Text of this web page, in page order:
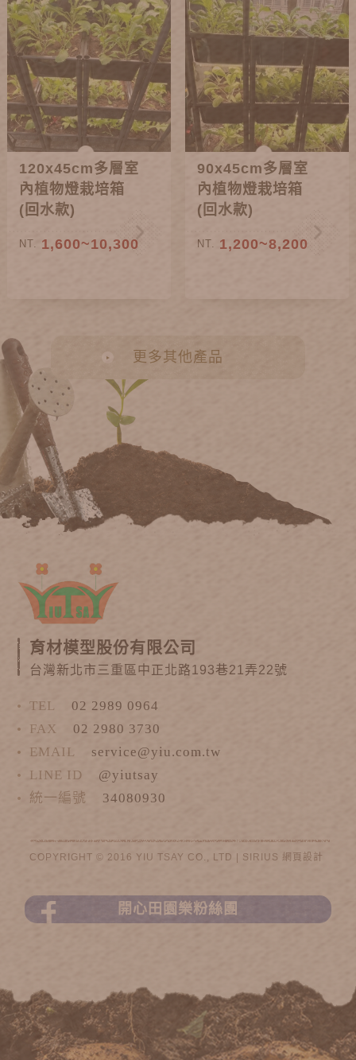
120x45cm多層室
內植物燈栽培箱
(回水款)
NT. 1,600~10,300
90x45cm多層室
內植物燈栽培箱
(回水款)
NT. 1,200~8,200
更多其他產品
育材模型股份有限公司
台灣新北市三重區中正北路193巷21弄22號
TEL
02 2989 0964
FAX
02 2980 3730
EMAIL
service@yiu.com.tw
LINE ID
@yiutsay
統一編號
34080930
COPYRIGHT © 2016 YIU TSAY CO., LTD | SIRIUS 網頁設計
開心田園樂粉絲團